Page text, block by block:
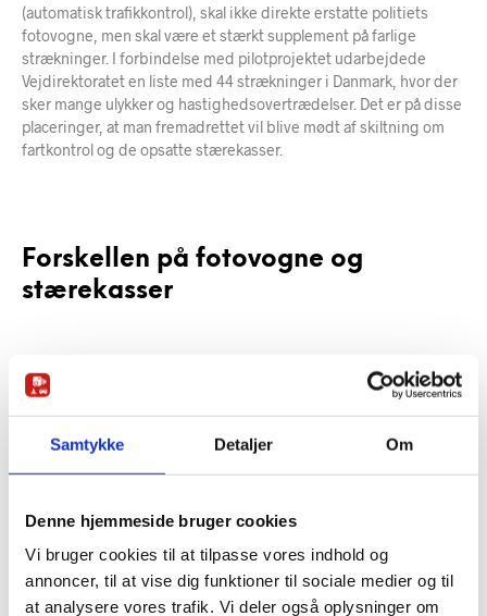
Samtykke Detaljer Om
Denne hjemmeside bruger cookies
Vi bruger cookies til at tilpasse vores indhold og
annoncer, til at vise dig funktioner til sociale medier og til
at analysere vores trafik. Vi deler også oplysninger om
(automatisk trafikkontrol), skal ikke direkte erstatte politiets
fotovogne, men skal være et stærkt supplement på farlige
strækninger. I forbindelse med pilotprojektet udarbejdede
Vejdirektoratet en liste med 44 strækninger i Danmark, hvor der
sker mange ulykker og hastighedsovertrædelser. Det er på disse
placeringer, at man fremadrettet vil blive mødt af skiltning om
fartkontrol og de opsatte stærekasser.
Forskellen på fotovogne og
stærekasser
Hvis pilotprojektet bliver en succes kan vi godt forvente at se
flere stærekasser på de danske veje fremadrettet. Dog kan de to
ikke helt sammenlignes, da de har hver deres fordele og
ulemper.
Den største forskel på fotovogne og stærekasser er, at
vognen. Disse er som oftest parkeret ved vejen, hvorfor de også
har en præventiv funktion over for mulige fartsyndere. I nogle
tilfælde skjules fotovognen dog og udstyret alene sættes ud til
vejen for at måle farten.